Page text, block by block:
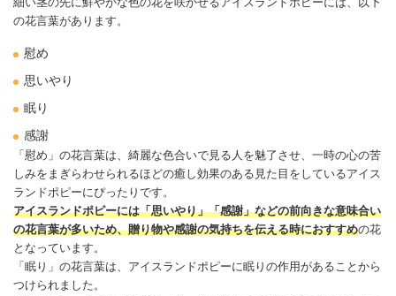
の花言葉があります。
慰め
思いやり
眠り
感謝
「慰め」の花言葉は、綺麗な色合いで見る人を魅了させ、一時の心の苦
しみをまぎらわせられるほどの癒し効果のある見た目をしているアイス
ランドポピーにぴったりです。
アイスランドポピーには「思いやり」「感謝」などの前向きな意味合い
の花言葉が多いため、贈り物や感謝の気持ちを伝える時におすすめの花
となっています。
「眠り」の花言葉は、アイスランドポピーに眠りの作用があることから
つけられました。